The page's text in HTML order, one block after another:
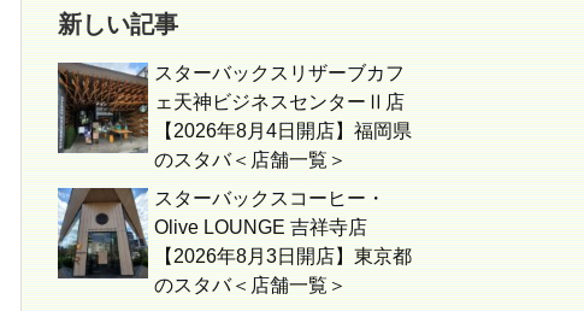
新しい記事
スターバックスリザーブカフ
ェ天神ビジネスセンターⅡ店
【2026年8月4日開店】福岡県
のスタバ＜店舗一覧＞
スターバックスコーヒー・
Olive LOUNGE 吉祥寺店
【2026年8月3日開店】東京都
のスタバ＜店舗一覧＞